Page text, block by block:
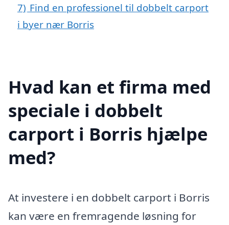
7) Find en professionel til dobbelt carport
i byer nær Borris
Hvad kan et firma med
speciale i dobbelt
carport i Borris hjælpe
med?
At investere i en dobbelt carport i Borris
kan være en fremragende løsning for